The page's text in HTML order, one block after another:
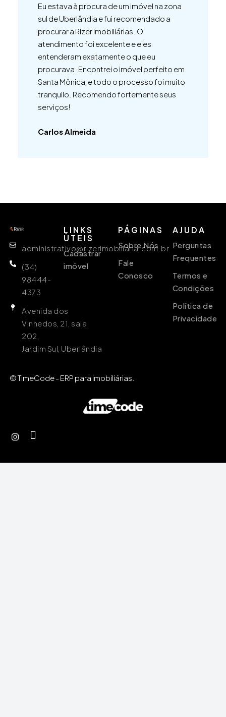
Eu estava à procura de um imóvel na zona
sul de Uberlândia e fui recomendado a
procurar a Rizer Imobiliárias. O
atendimento foi excelente e eles
entenderam exatamente o que eu
procurava. Encontrei o imóvel perfeito em
Santa Mônica, e todo o processo foi muito
tranquilo. Recomendo fortemente seus
serviços!
Carlos Almeida
administrativo@rizerimobiliaria.com.br
(34)
98444-
4373
Avenida dos
Vinhedos, 21, sala
202,
Jardim Sul, Uberlândia
LINKS
ÙTEIS
Cadastrar
imóvel
PÁGINAS
Sobre Nós
Fale
Conosco
AJUDA
Perguntas
Frequentes
Termos e
Condições
Política de
Privacidade
© TimeCode - ERP para imobiliárias.